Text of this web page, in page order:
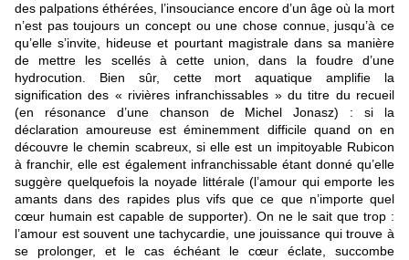
des palpations éthérées, l’insouciance encore d’un âge où la mort
n’est pas toujours un concept ou une chose connue, jusqu’à ce
qu’elle s’invite, hideuse et pourtant magistrale dans sa manière
de mettre les scellés à cette union, dans la foudre d’une
hydrocution. Bien sûr, cette mort aquatique amplifie la
signification des « rivières infranchissables » du titre du recueil
(en résonance d’une chanson de Michel Jonasz) : si la
déclaration amoureuse est éminemment difficile quand on en
découvre le chemin scabreux, si elle est un impitoyable Rubicon
à franchir, elle est également infranchissable étant donné qu’elle
suggère quelquefois la noyade littérale (l’amour qui emporte les
amants dans des rapides plus vifs que ce que n’importe quel
cœur humain est capable de supporter). On ne le sait que trop :
l’amour est souvent une tachycardie, une jouissance qui trouve à
se prolonger, et le cas échéant le cœur éclate, succombe